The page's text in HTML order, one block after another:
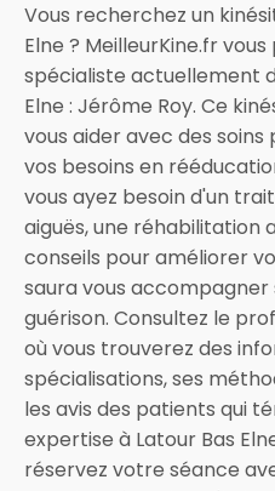
Vous recherchez un
Elne ? MeilleurKine.fr
spécialiste actuellement
Elne : Jérôme Roy. Ce
vous aider avec des
vos besoins en
vous ayez besoin d'un
aiguës, une réhabilitation
conseils pour améliorer
saura vous accompagner
guérison. Consultez le
où vous trouverez des
spécialisations, ses
les avis des patients qui
expertise à Latour Bas
réservez votre séance